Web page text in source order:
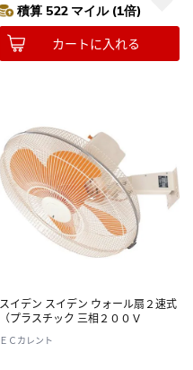
積算 522 マイル (1倍)
カートに入れる
スイデン スイデン ウォール扇２速式
（プラスチック 三相２００Ｖ
ＥＣカレント